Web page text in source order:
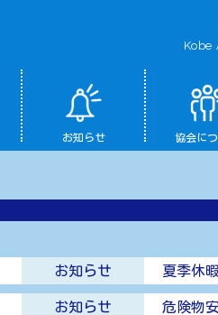
Kobe
お知らせ 協会に
お知らせ 夏季休
お知らせ 危険物